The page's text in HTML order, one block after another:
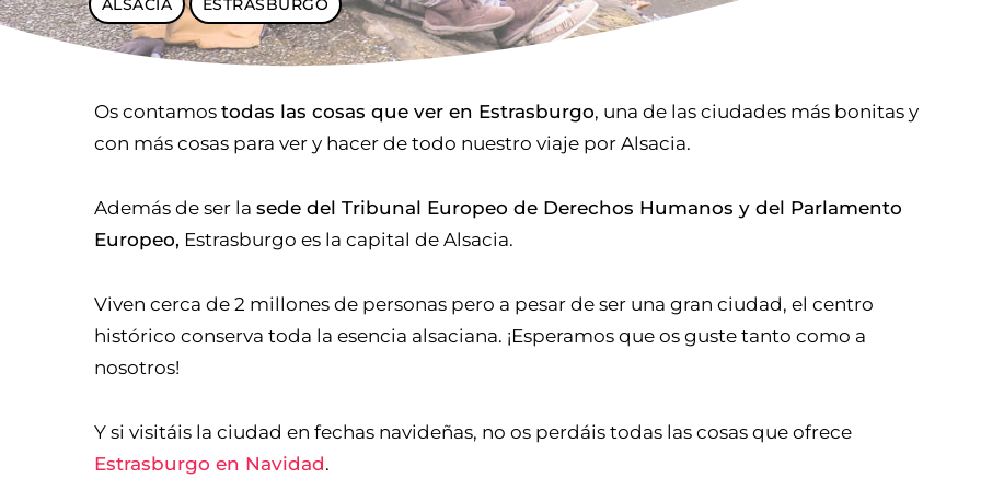
Os contamostodas las cosas que ver en Estrasburgo, una de las ciudades más bonitas y
con más cosas para ver y hacer de todo nuestro viaje por Alsacia.
Además de ser lasede del Tribunal Europeo de Derechos Humanos y del Parlamento
Europeo, Estrasburgo es la capital de Alsacia.
Viven cerca de 2 millones de personas pero a pesar de ser una gran ciudad, el centro
histórico conserva toda la esencia alsaciana. ¡Esperamos que os guste tanto como a
nosotros!
Y si visitáis la ciudad en fechas navideñas, no os perdáis todas las cosas que ofrece
Estrasburgo en Navidad.